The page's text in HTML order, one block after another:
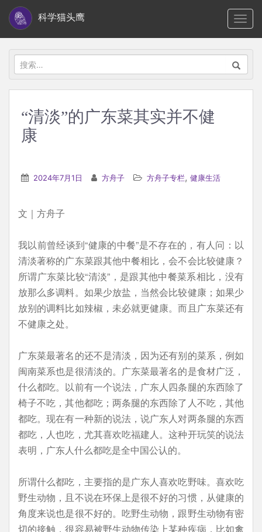
i
科学猫头鹰
搜
索：
“清淡”的广东菜其实并不健
康
2024年7月1日 方舟子 方舟子专栏, 健康生活
文｜方舟子
我以前曾经谈到“健康的中餐”是不存在的，有人问：以
清淡著称的广东菜跟其他中餐相比，会不会比较健康？
所谓广东菜比较“清淡”，是跟其他中餐菜系相比，没有
放那么多调料。如果少放盐，当然会比较健康；如果少
放别的调料比如辣椒，未必就更健康。而且广东菜还有
不健康之处。
广东菜最著名的还不是清淡，因为还有别的菜系，例如
闽南菜系也是很清淡的。广东菜最著名的是食材广泛，
什么都吃。以前有一个说法，广东人四条腿的东西除了
椅子不吃，其他都吃；两条腿的东西除了人不吃，其他
都吃。现在有一种新的说法，说广东人对两条腿的东西
都吃，人也吃，尤其喜欢吃福建人。这种开玩笑的说法
表明，广东人什么都吃是全中国公认的。
所谓什么都吃，主要指的是广东人喜欢吃野味。喜欢吃
野生动物，且不说在环保上是很不好的习惯，从健康的
角度来说也是很不好的。吃野生动物，跟野生动物有密
切的接触，很容易被野生动物传染上某种疾病，比如禽